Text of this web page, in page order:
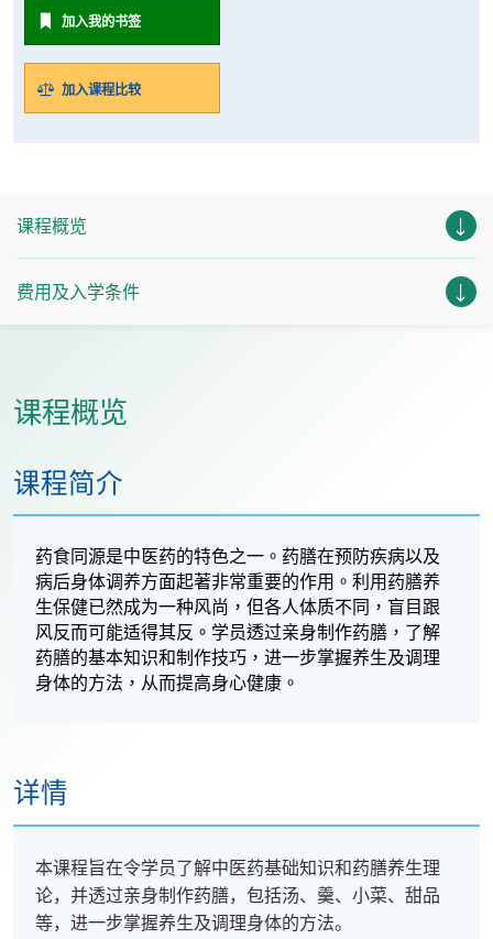
加入我的书签
加入课程比较
课程概览
费用及入学条件
课程概览
课程简介
药食同源是中医药的特色之一。药膳在预防疾病以及
病后身体调养方面起著非常重要的作用。利用药膳养
生保健已然成为一种风尚，但各人体质不同，盲目跟
风反而可能适得其反。学员透过亲身制作药膳，了解
药膳的基本知识和制作技巧，进一步掌握养生及调理
身体的方法， 从而提高身心健康。
详情
本课程旨在令学员了解中医药基础知识和药膳养生理
论，并透过亲身制作药膳，包括汤、羹、小菜、甜品
等，进一步掌握养生及调理身体的方法。